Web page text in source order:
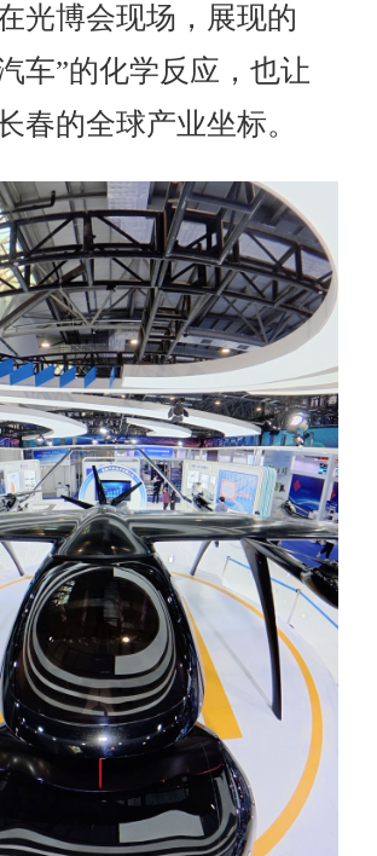
博会现场，展现的
车”的化学反应，也让
春的全球产业坐标。